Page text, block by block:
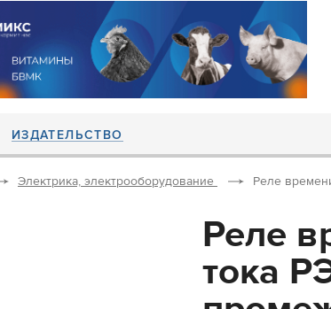
ИЗДАТЕЛЬСТВО
Электрика, электрооборудование Реле
Реле
тока